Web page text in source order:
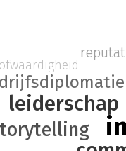
leiderschap